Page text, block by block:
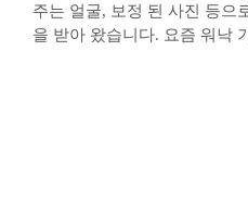
주는 얼굴, 보정 된 사진 등으
을 받아 왔습니다. 요즘 워낙